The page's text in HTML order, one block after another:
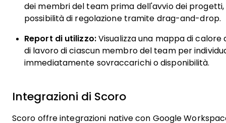
dei membri del team prima dell'avvio dei progetti,
possibilità di regolazione tramite drag-and-drop.
Report di utilizzo:Visualizza una mappa di calore
di lavoro di ciascun membro del team per
immediatamente sovraccarichi o disponibilità.
Integrazioni di Scoro
Scoro offre integrazioni native con Google